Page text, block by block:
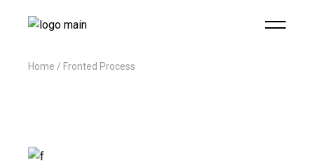
Home Fronted Process